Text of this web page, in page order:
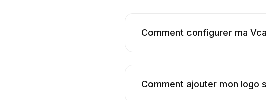
Comment configurer ma
Comment ajouter mon logo